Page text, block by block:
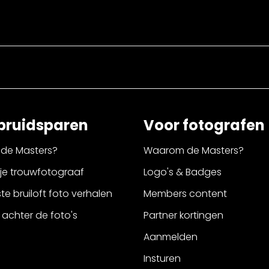
Masters?
trouwfotograaf
bruiloft foto verhalen
achter de foto's
Voor fotografen
Waarom de Masters?
Logo's & Badges
Members content
Partner kortingen
Aanmelden
Insturen